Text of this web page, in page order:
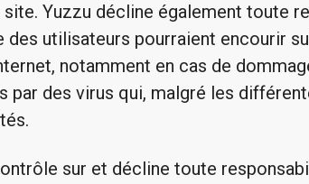
Yuzzu décline également toute
utilisateurs pourraient encourir
notamment en cas de
par des virus qui, malgré les
sur et décline toute